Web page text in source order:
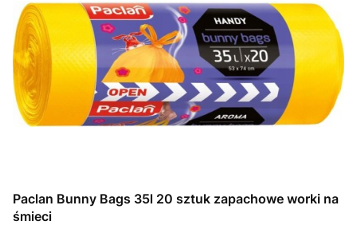
Paclan Bunny Bags 35l 20 sztuk zapachowe worki na
śmieci